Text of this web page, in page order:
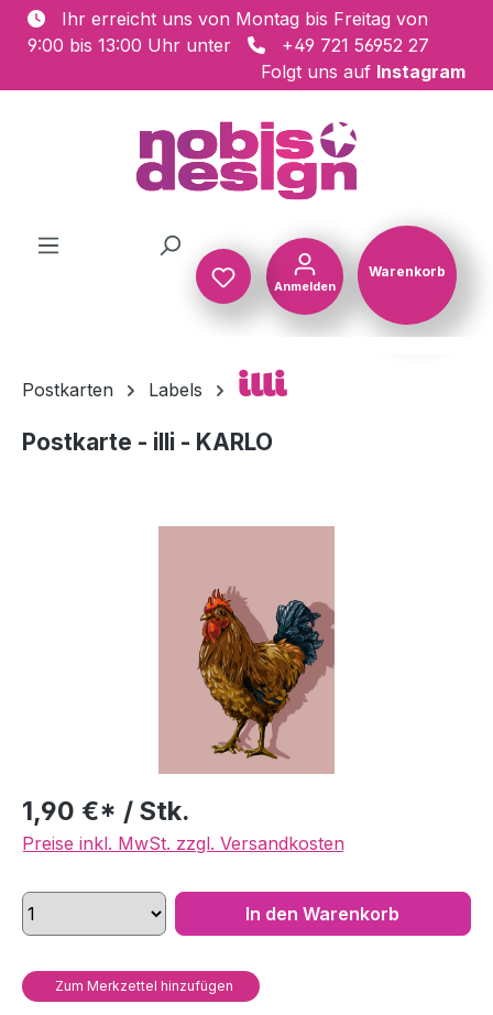
Zum Hauptinhalt springen
Ihr erreicht uns von Montag bis Freitag von
9:00 bis 13:00 Uhr unter
+49 721 56952 27
Folgt uns auf Instagram
Anmelden
Warenkorb
Postkarten Labels illi
Postkarte - illi - KARLO
1,90 €* / Stk.
Preise inkl. MwSt. zzgl. Versandkosten
In den Warenkorb
Zum Merkzettel hinzufügen